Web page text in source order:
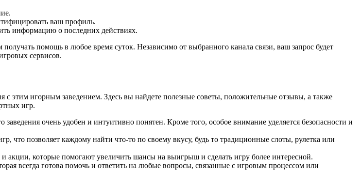
ваш профиль.
информацию о последних действиях.
помощь в любое время суток. Независимо от выбранного канала связи, ваш запрос будет
сервисов.
этим игорным заведением. Здесь вы найдете полезные советы, положительные отзывы, а также
игр.
очень удобен и интуитивно понятен. Кроме того, особое внимание уделяется безопасности и
позволяет каждому найти что-то по своему вкусу, будь то традиционные слоты, рулетка или
которые помогают увеличить шансы на выигрыш и сделать игру более интересной.
всегда готова помочь и ответить на любые вопросы, связанные с игровым процессом или